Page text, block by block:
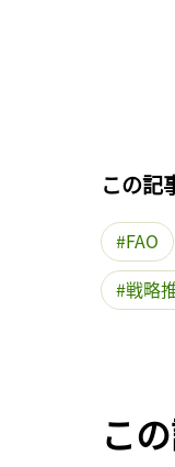
この記
FAO
戦略
こ